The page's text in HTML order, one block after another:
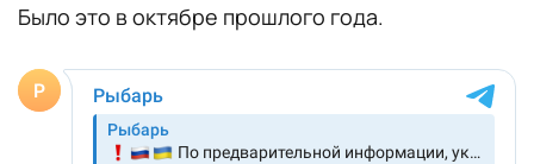
Было это в октябре прошлого года.